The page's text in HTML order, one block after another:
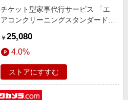
チケット型家事代行サービス 「エ
アコンクリーニングスタンダード
￥ 25,080
4.0%
ストアにすすむ